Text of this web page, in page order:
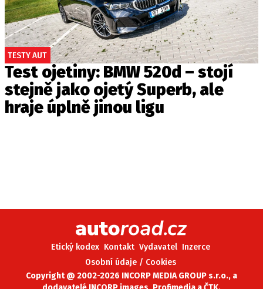
TESTY AUT
Test ojetiny: BMW 520d – stojí
stejně jako ojetý Superb, ale
hraje úplně jinou ligu
Etický kodex Kontakt Vydavatel Inzerce
Osobní údaje / Cookies
Copyright @ 2002-2026 INCORP MEDIA GROUP s.r.o., a